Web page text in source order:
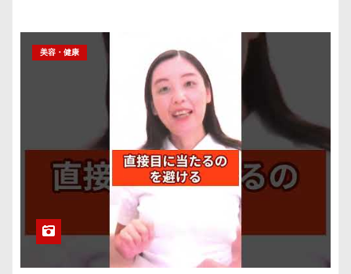
美容・健康